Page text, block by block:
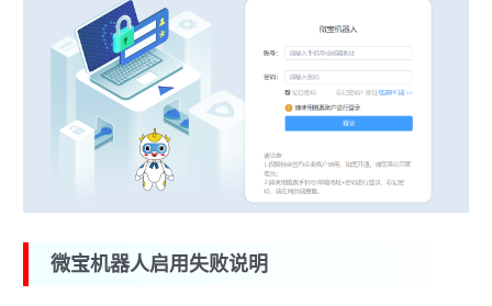
微宝机器人启用失败说明